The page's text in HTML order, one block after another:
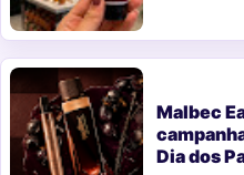
Malbec
Dia dos